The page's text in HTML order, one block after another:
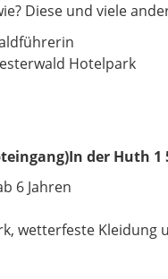
Diese und viele
Hotelpark
der Huth
6 Jahren
wetterfeste Kleidung